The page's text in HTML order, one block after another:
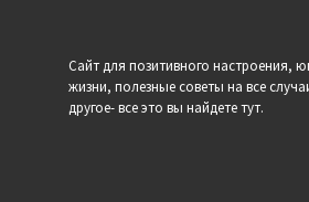
Сайт для позитивного настроения,
жизни, полезные советы на все
другое- все это вы найдете тут.